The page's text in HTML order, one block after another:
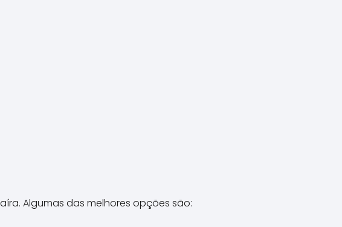
Algumas das melhores opções são: